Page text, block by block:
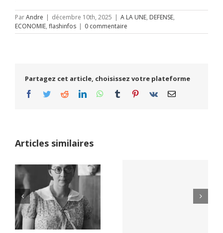
ParAndre | décembre 10th, 2025 | A LA UNE, DEFENSE,
ECONOMIE, flashinfos | 0 commentaire
Partagez cet article, choisissez votre plateforme
Facebook
TwitterRedditLinkedInWhatsApp
Tumblr Pinterest
Vk Email
Articles similaires
Netflix Field of
Dreams (1989)
Yaïr Golan : une